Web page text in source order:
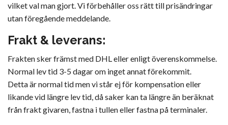
vilket val man gjort. Vi förbehåller oss rätt till prisändringar
utan föregående meddelande.
Frakt & leverans:
Frakten sker främst med DHL eller enligt överenskommelse.
Normal lev tid 3-5 dagar om inget annat förekommit.
Detta är normal tid men vi står ej för kompensation eller
likande vid längre lev tid, då saker kan ta längre än beräknat
från frakt givaren, fastna i tullen eller fastna på terminaler.